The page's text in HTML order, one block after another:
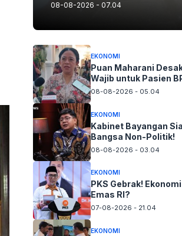
08-08-2026 - 07.04
EKONOMI
Puan Maharani
Wajib untuk Pasien
08-08-2026 - 05.04
EKONOMI
Kabinet Bayangan
Bangsa Non-Politik!
08-08-2026 - 03.04
EKONOMI
PKS Gebrak!
Emas RI?
07-08-2026 - 21.04
EKONOMI